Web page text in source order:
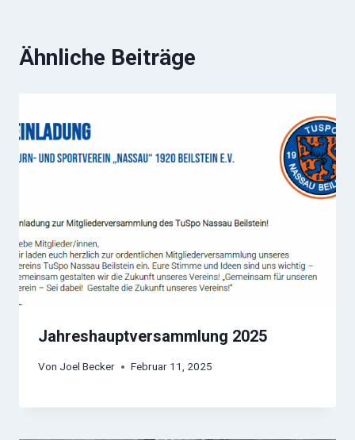
Ähnliche Beiträge
Jahreshauptversammlung 2025
Von Joel Becker Februar 11, 2025